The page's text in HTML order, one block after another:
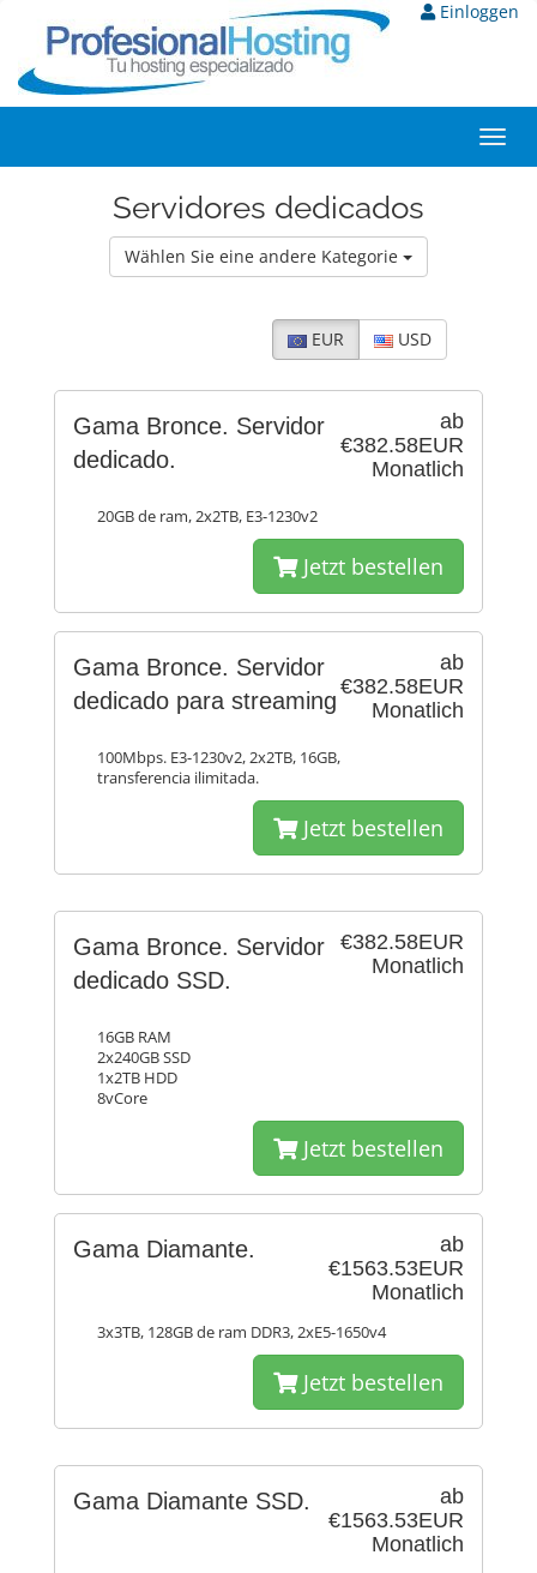
Einloggen
Servidores dedicados
Wählen Sie eine andere Kategorie
EUR USD
ab
€382.58EUR
Monatlich
Gama Bronce. Servidor
dedicado.
20GB de ram, 2x2TB, E3-1230v2
Jetzt bestellen
ab
€382.58EUR
Monatlich
Gama Bronce. Servidor
dedicado para streaming
100Mbps. E3-1230v2, 2x2TB, 16GB,
transferencia ilimitada.
Jetzt bestellen
€382.58EUR
Monatlich
Gama Bronce. Servidor
dedicado SSD.
16GB RAM
2x240GB SSD
1x2TB HDD
8vCore
Jetzt bestellen
ab
€1563.53EUR
Monatlich
Gama Diamante.
3x3TB, 128GB de ram DDR3, 2xE5-1650v4
Jetzt bestellen
ab
€1563.53EUR
Monatlich
Gama Diamante SSD.